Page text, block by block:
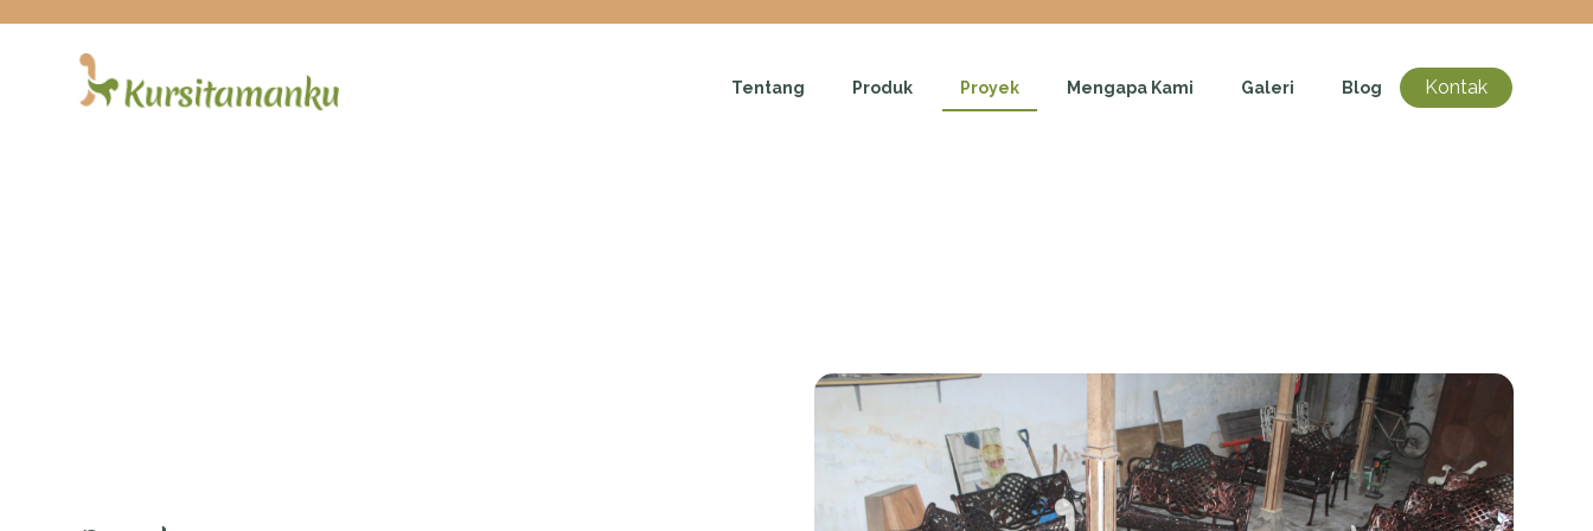
Kontak
Tentang Produk Proyek Mengapa Kami Galeri Blog